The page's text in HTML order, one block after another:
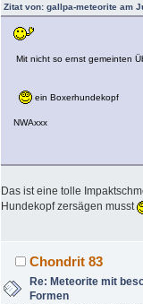
Zitat von: gallpa-meteorite am
Mit nicht so ernst gemeinten
ein Boxerhundekopf
NWAxxx
Das ist eine tolle
Hundekopf zersägen musst
Chondrit 83
Re: Meteorite mit
Formen